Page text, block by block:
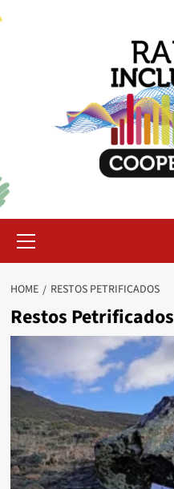
Menu
HOME RESTOS PETRIFICADOS
Restos Petrificados